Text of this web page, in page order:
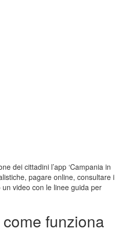
dei cittadini l’app ‘Campania in
pagare online, consultare i
un video con le linee guida per
funziona